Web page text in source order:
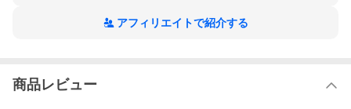
アフィリエイトで紹介する
商品レビュー